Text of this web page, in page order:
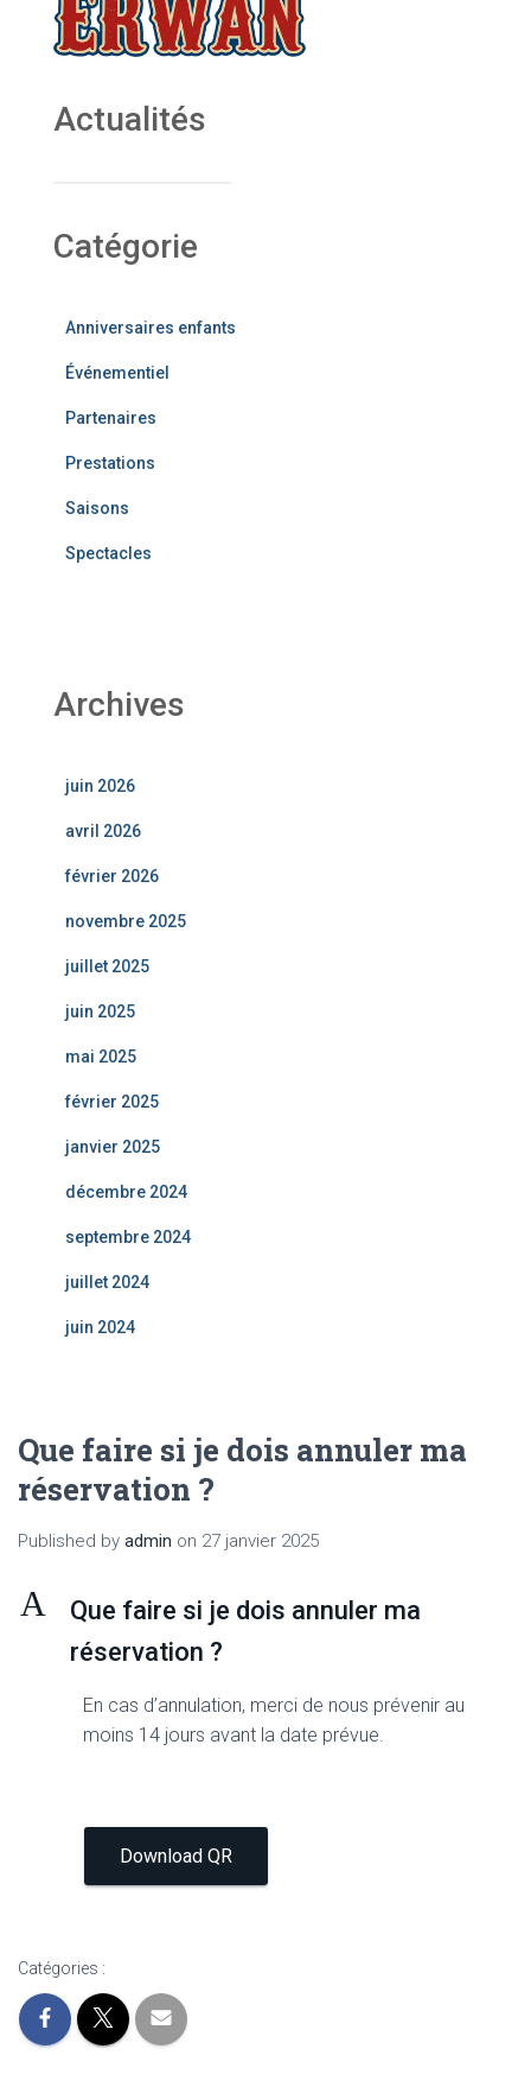
Actualités
Catégorie
Anniversaires enfants
Événementiel
Partenaires
Prestations
Saisons
Spectacles
Archives
juin 2026
avril 2026
février 2026
novembre 2025
juillet 2025
juin 2025
mai 2025
février 2025
janvier 2025
décembre 2024
septembre 2024
juillet 2024
juin 2024
Que faire si je dois annuler ma
réservation ?
Published by admin on 27 janvier 2025
A
Que faire si je dois annuler ma
réservation ?
En cas d’annulation, merci de nous prévenir au
moins 14 jours avant la date prévue.
Download QR
Catégories :